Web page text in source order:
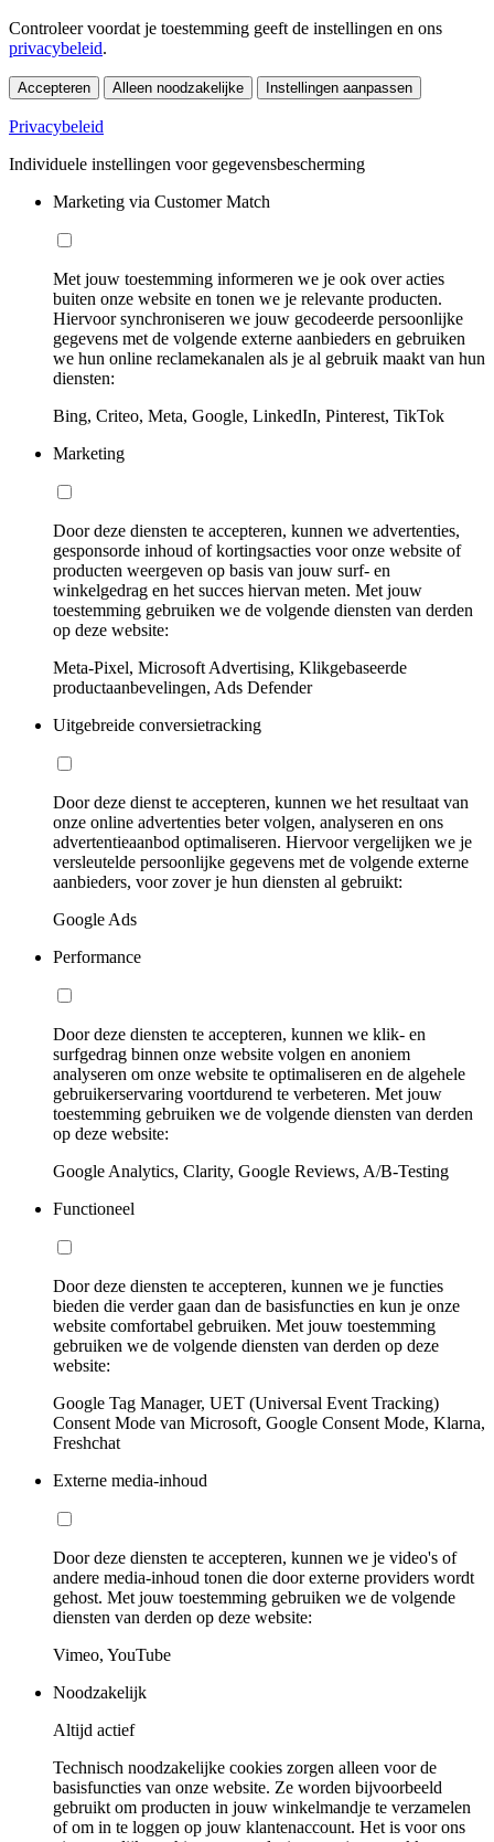
Controleer voordat je toestemming geeft de instellingen en ons
privacybeleid.
Accepteren Alleen noodzakelijke Instellingen aanpassen
Privacybeleid
Individuele instellingen voor gegevensbescherming
Marketing via Customer Match
Met jouw toestemming informeren we je ook over acties
buiten onze website en tonen we je relevante producten.
Hiervoor synchroniseren we jouw gecodeerde persoonlijke
gegevens met de volgende externe aanbieders en gebruiken
we hun online reclamekanalen als je al gebruik maakt van hun
diensten:
Bing, Criteo, Meta, Google, LinkedIn, Pinterest, TikTok
Marketing
Door deze diensten te accepteren, kunnen we advertenties,
gesponsorde inhoud of kortingsacties voor onze website of
producten weergeven op basis van jouw surf- en
winkelgedrag en het succes hiervan meten. Met jouw
toestemming gebruiken we de volgende diensten van derden
op deze website:
Meta-Pixel, Microsoft Advertising, Klikgebaseerde
productaanbevelingen, Ads Defender
Uitgebreide conversietracking
Door deze dienst te accepteren, kunnen we het resultaat van
onze online advertenties beter volgen, analyseren en ons
advertentieaanbod optimaliseren. Hiervoor vergelijken we je
versleutelde persoonlijke gegevens met de volgende externe
aanbieders, voor zover je hun diensten al gebruikt:
Google Ads
Performance
Door deze diensten te accepteren, kunnen we klik- en
surfgedrag binnen onze website volgen en anoniem
analyseren om onze website te optimaliseren en de algehele
gebruikerservaring voortdurend te verbeteren. Met jouw
toestemming gebruiken we de volgende diensten van derden
op deze website:
Google Analytics, Clarity, Google Reviews, A/B-Testing
Functioneel
Door deze diensten te accepteren, kunnen we je functies
bieden die verder gaan dan de basisfuncties en kun je onze
website comfortabel gebruiken. Met jouw toestemming
gebruiken we de volgende diensten van derden op deze
website:
Google Tag Manager, UET (Universal Event Tracking)
Consent Mode van Microsoft, Google Consent Mode, Klarna,
Freshchat
Externe media-inhoud
Door deze diensten te accepteren, kunnen we je video's of
andere media-inhoud tonen die door externe providers wordt
gehost. Met jouw toestemming gebruiken we de volgende
diensten van derden op deze website:
Vimeo, YouTube
Noodzakelijk
Altijd actief
Technisch noodzakelijke cookies zorgen alleen voor de
basisfuncties van onze website. Ze worden bijvoorbeeld
gebruikt om producten in jouw winkelmandje te verzamelen
of om in te loggen op jouw klantenaccount. Het is voor ons